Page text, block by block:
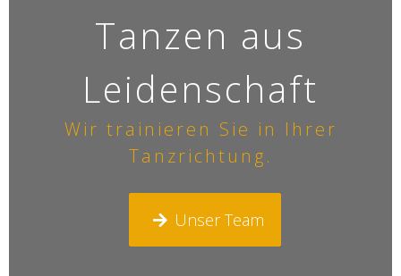
Tanzen aus
Leidenschaft
Wir trainieren Sie in Ihrer
Tanzrichtung.
Unser Team